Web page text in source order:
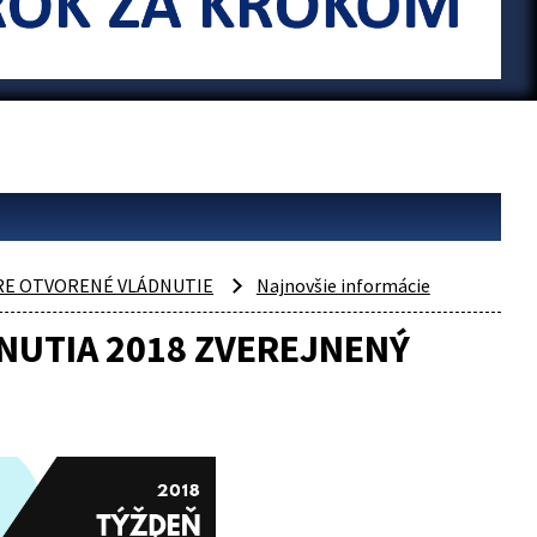
OTVORENÉ VLÁDNUTIE Najnovšie informácie
2018 ZVEREJNENÝ